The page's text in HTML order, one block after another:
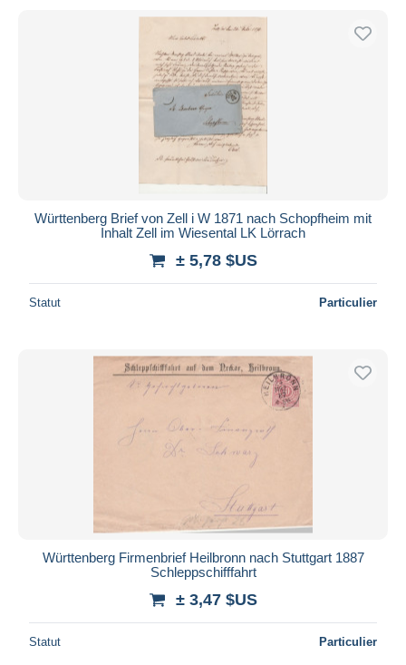
Württenberg Brief von Zell i W 1871 nach Schopfheim mit
Inhalt Zell im Wiesental LK Lörrach
± 5,78 $US
Statut Particulier
Württenberg Firmenbrief Heilbronn nach Stuttgart 1887
Schleppschifffahrt
± 3,47 $US
Statut Particulier